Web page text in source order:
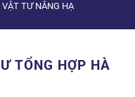
VẬT TƯ NÂNG HẠ
TỔNG HỢP HÀ